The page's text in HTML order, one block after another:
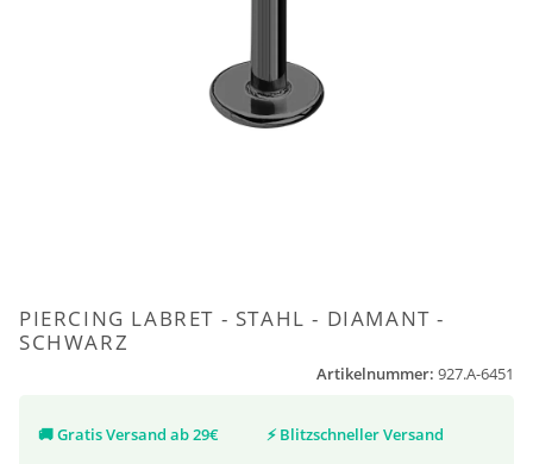
PIERCING LABRET - STAHL - DIAMANT -
SCHWARZ
Artikelnummer: 927.A-6451
🚚Gratis Versand ab 29€ ⚡ Blitzschneller Versand